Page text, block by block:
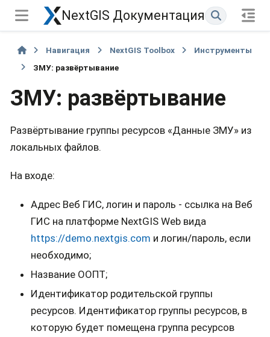
NextGIS Документация
Навигация NextGIS Toolbox
Инструменты
ЗМУ: развёртывание
ЗМУ: развёртывание
Развёртывание группы ресурсов «Данные ЗМУ» из
локальных файлов.
На входе:
Адрес Веб ГИС, логин и пароль - ссылка на Веб
ГИС на платформе NextGIS Web вида
https://demo.nextgis.com и логин/пароль, если
необходимо;
Название ООПТ;
Идентификатор родительской группы
ресурсов. Идентификатор группы ресурсов, в
которую будет помещена группа ресурсов